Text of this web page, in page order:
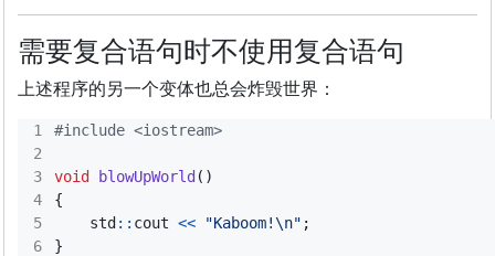
需要复合语句时不使用复合语句
上述程序的另一个变体也总会炸毁世界：
3
4
5
6
#include <iostream>
void blowUpWorld ()
{
std :: cout << "Kaboom!\n" ;
}